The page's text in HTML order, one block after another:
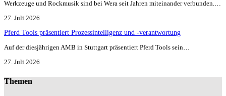
Werkzeuge und Rockmusik sind bei Wera seit Jahren miteinander verbunden.…
27. Juli 2026
Pferd Tools präsentiert Prozessintelligenz und -verantwortung
Auf der diesjährigen AMB in Stuttgart präsentiert Pferd Tools sein…
27. Juli 2026
Themen